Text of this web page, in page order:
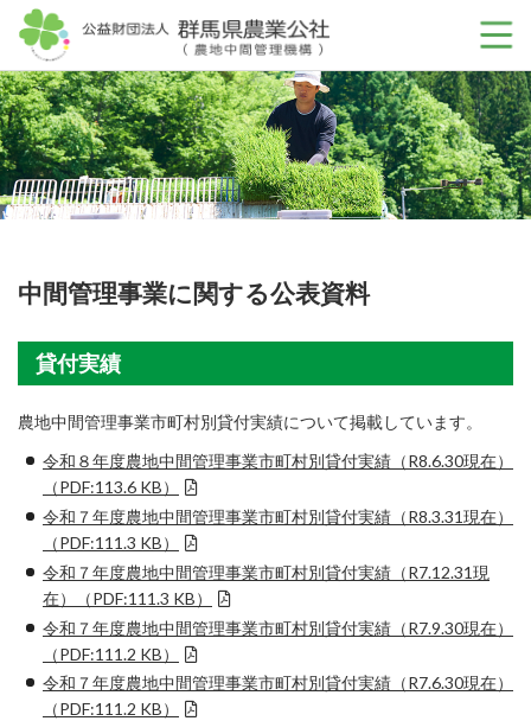
公益財団法人 群
中間管理事業に関する公表資料
貸付実績
農地中間管理事業市町村別貸付実績について掲載しています。
令和８年度農地中間管理事業市町村別貸付実績（R8.6.30現在）
（PDF:113.6 KB）
令和７年度農地中間管理事業市町村別貸付実績（R8.3.31現在）
（PDF:111.3 KB）
令和７年度農地中間管理事業市町村別貸付実績（R7.12.31現
在）（PDF:111.3 KB）
令和７年度農地中間管理事業市町村別貸付実績（R7.9.30現在）
（PDF:111.2 KB）
令和７年度農地中間管理事業市町村別貸付実績（R7.6.30現在）
（PDF:111.2 KB）